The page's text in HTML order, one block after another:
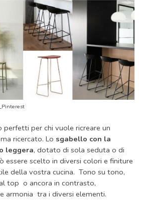
perfetti per chi vuole ricreare un
ricercato. Lo sgabello con la
leggera, dotato di sola seduta o di
essere scelto in diversi colori e finiture
della vostra cucina. Tono su tono,
top o ancora in contrasto,
armonia tra i diversi elementi.